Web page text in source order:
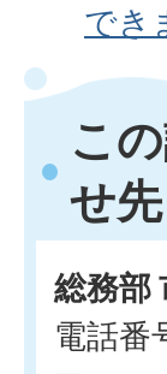
でき
こ
せ先
総務部
電話番